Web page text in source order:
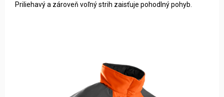
Priliehavý a zároveň voľný strih zaisťuje pohodlný pohyb.